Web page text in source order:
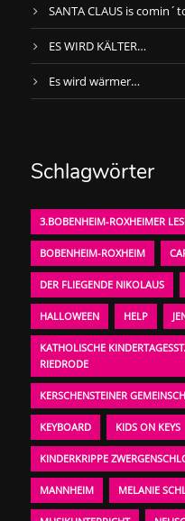
SANTA CLAUS is
ES WIRD KÄLTER…
Es wird wärmer…
Schlagwörter
3.BOBENHEIM-ROXHEIMER
BOBENHEIM-ROXHEIM
DER FLIEGENDE NIKOLAUS
HALLOWEEN HELP
KATHOLISCHE
RIEDRODE
KERSCHENSTEINER
KEYBOARD KIDS ON KEYS
KINDERKRIPPE
MANNHEIM MELANIE